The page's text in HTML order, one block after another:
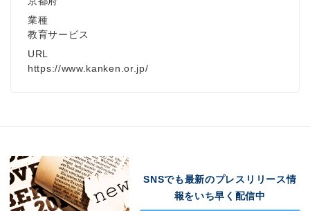
業種
教育サービス
URL
https://www.kanken.or.jp/
SNSでも最新のプレスリリース情
報をいち早く配信中